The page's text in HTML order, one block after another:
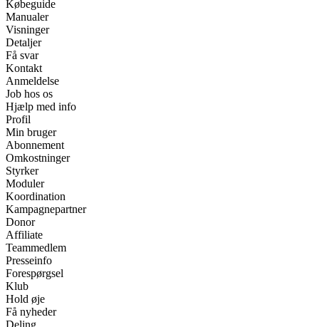
Købeguide
Manualer
Visninger
Detaljer
Få svar
Kontakt
Anmeldelse
Job hos os
Hjælp med info
Profil
Min bruger
Abonnement
Omkostninger
Styrker
Moduler
Koordination
Kampagnepartner
Donor
Affiliate
Teammedlem
Presseinfo
Forespørgsel
Klub
Hold øje
Få nyheder